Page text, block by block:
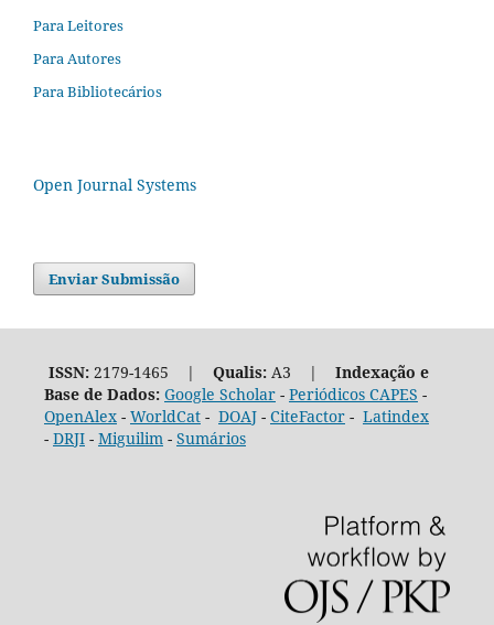
Para Leitores
Para Autores
Para Bibliotecários
Open Journal Systems
Enviar Submissão
ISSN:2179-1465 | Qualis:A3 | Indexação e
Base de Dados: Google Scholar- Periódicos CAPES -
OpenAlex- WorldCat- DOAJ- CiteFactor- Latindex
- DRJI- Miguilim- Sumários